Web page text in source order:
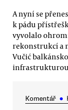
A nyní se
k pádu
vyvolalo
rekonstrukcí a
Vučić
Komentář ●